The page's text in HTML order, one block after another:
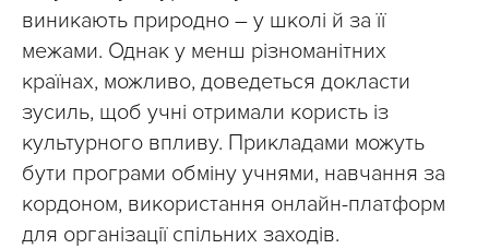
виникають природно – у школі й за її
межами. Однак у менш різноманітних
країнах, можливо, доведеться докласти
зусиль, щоб учні отримали користь із
культурного впливу. Прикладами можуть
бути програми обміну учнями, навчання за
кордоном, використання онлайн-платформ
для організації спільних заходів.